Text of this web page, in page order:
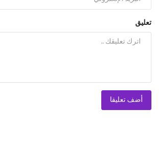
تعليق
أضف تعليقا